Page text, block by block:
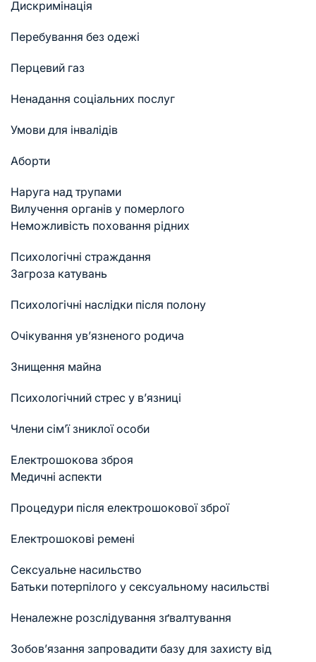
Дискримінація
Перебування без одежі
Перцевий газ
Ненадання соціальних послуг
Умови для інвалідів
Аборти
Наруга над трупами
Вилучення органів у померлого
Неможливість поховання рідних
Психологічні страждання
Загроза катувань
Психологічні наслідки після полону
Очікування ув’язненого родича
Знищення майна
Психологічний стрес у в’язниці
Члени сім’ї зниклої особи
Електрошокова зброя
Медичні аспекти
Процедури після електрошокової зброї
Електрошокові ремені
Сексуальне насильство
Батьки потерпілого у сексуальному насильстві
Неналежне розслідування зґвалтування
Зобов’язання запровадити базу для захисту від